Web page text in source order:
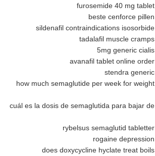
furosemide 40 mg tablet
beste cenforce pillen
sildenafil contraindications isosorbide
tadalafil muscle cramps
5mg generic cialis
avanafil tablet online order
stendra generic
how much semaglutide per week for weight
cuál es la dosis de semaglutida para bajar de
rybelsus semaglutid tabletter
rogaine depression
does doxycycline hyclate treat boils